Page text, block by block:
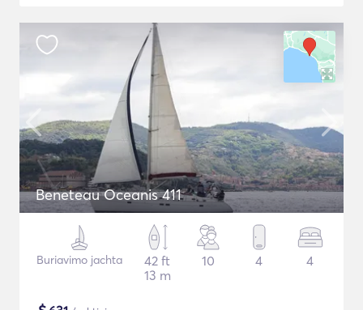
Beneteau Oceanis 411
Buriavimo jachta
42 ft
13 m
10 4 4